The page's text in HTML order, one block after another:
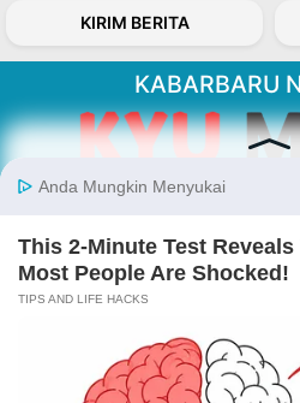
KIRIM BERITA
KABARBARU
Kabarbaru.co
Follow